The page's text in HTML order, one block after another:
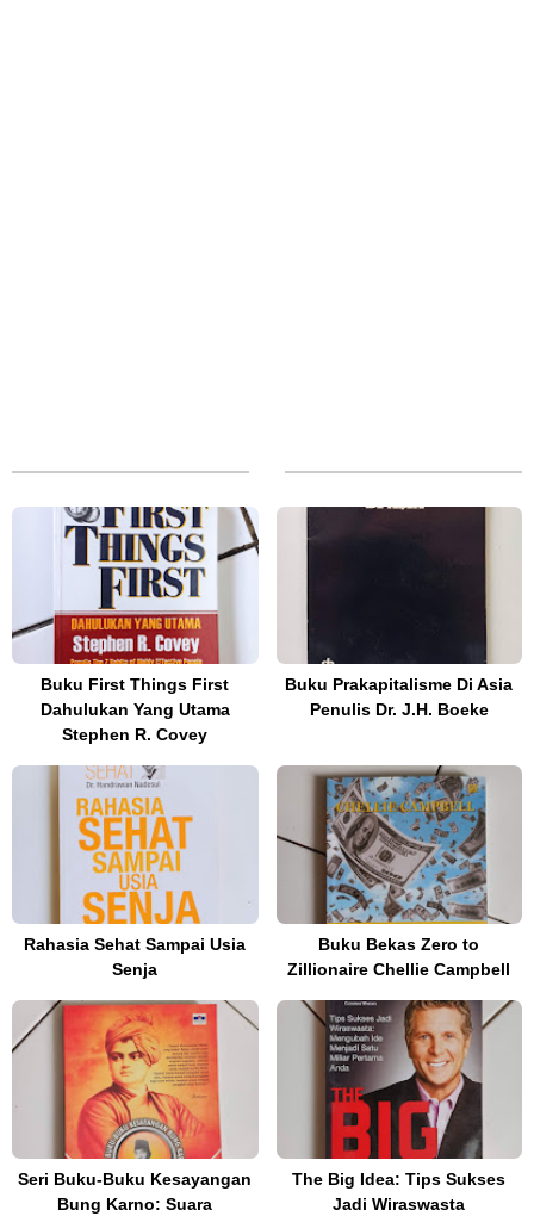
Buku First Things First
Dahulukan Yang Utama
Stephen R. Covey
Buku Prakapitalisme Di Asia
Penulis Dr. J.H. Boeke
Rahasia Sehat Sampai Usia
Senja
Buku Bekas Zero to
Zillionaire Chellie Campbell
Seri Buku-Buku Kesayangan
Bung Karno: Suara
The Big Idea: Tips Sukses
Jadi Wiraswasta